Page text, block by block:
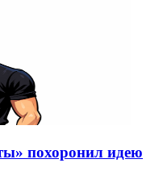
похоронил идею